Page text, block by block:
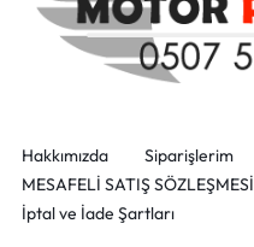
Hakkımızda Siparişlerim
MESAFELİ SATIŞ SÖZLEŞMESİ
İptal ve İade Şartları